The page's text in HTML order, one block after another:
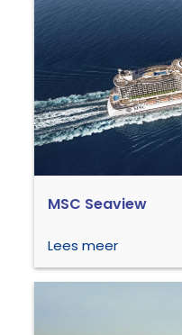
MSC Seaview
Lees meer